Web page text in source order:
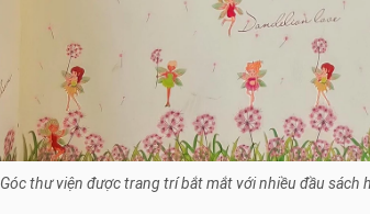
Góc thư viện được trang trí bắt mắt với nhiều đầu sách